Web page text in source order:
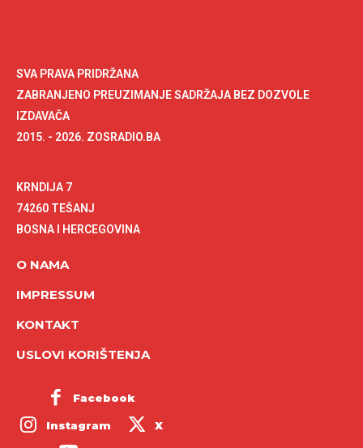
SVA PRAVA PRIDRŽANA
ZABRANJENO PREUZIMANJE SADRŽAJA BEZ DOZVOLE
IZDAVAČA
2015. - 2026. ZOSRADIO.BA
KRNDIJA 7
74260 TEŠANJ
BOSNA I HERCEGOVINA
O NAMA
IMPRESSUM
KONTAKT
USLOVI KORIŠTENJA
Facebook
Instagram X